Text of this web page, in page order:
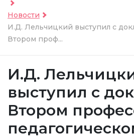
Новости
И.Д. Лельчицкий выступил с
Втором проф...
И.Д.
выступил с
Втором